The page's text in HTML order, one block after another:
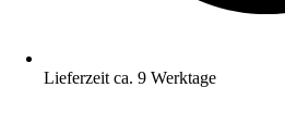
Lieferzeit ca. 9 Werktage